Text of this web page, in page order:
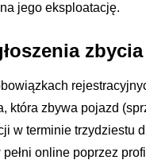
jego eksploatację.
która zbywa pojazd
w terminie trzydziestu
online poprzez